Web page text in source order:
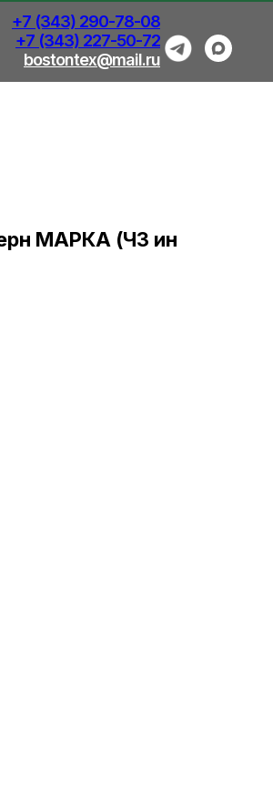
+7 (343) 290-78-08
+7 (343) 227-50-72
bostontex@mail.ru
МАРКА (ЧЗ ин